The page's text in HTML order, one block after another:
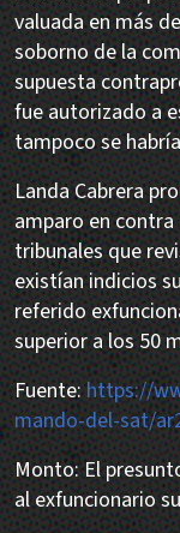
valuada en más
soborno de la
supuesta
fue autorizado a
tampoco se
Landa Cabrera
amparo en
tribunales que
existían indicios
referido
superior a los 50
Fuente:https://
mando-del-sat/
Monto: El
al exfuncionario